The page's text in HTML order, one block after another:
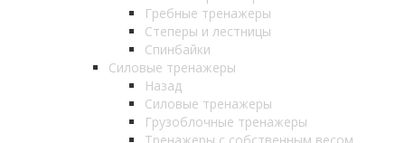
Гребные тренажеры
Степеры и лестницы
Спинбайки
Силовые тренажеры
Назад
Силовые тренажеры
Грузоблочные тренажеры
Тренажеры с собственным весом